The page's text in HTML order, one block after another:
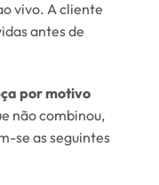
vivo. A cliente
antes de
por motivo
não combinou,
se as seguintes